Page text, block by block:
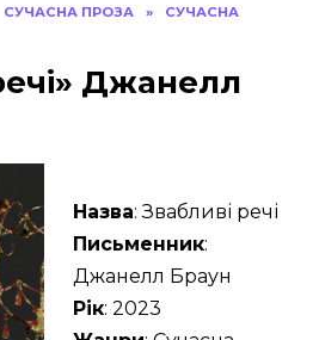
СУЧАСНА ПРОЗА »
СУЧАСНА
Джанелл
Назва: Звабливі речі
Письменник:
Джанелл Браун
Рік: 2023